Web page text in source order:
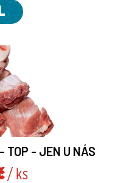
TOP - JEN U NÁS
/ ks